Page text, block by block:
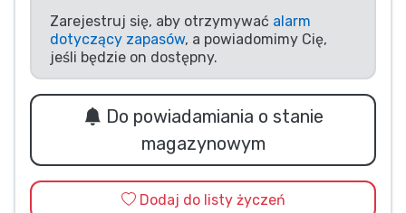
Zarejestruj się, aby otrzymywać alarm
dotyczący zapasów, a powiadomimy Cię,
jeśli będzie on dostępny.
Do powiadamiania o stanie
magazynowym
Dodaj do listy życzeń